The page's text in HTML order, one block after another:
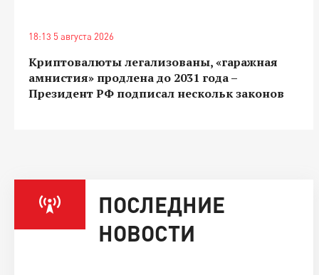
18:13 5 августа 2026
Криптовалюты легализованы, «гаражная
амнистия» продлена до 2031 года –
Президент РФ подписал нескольк законов
ПОСЛЕДНИЕ
НОВОСТИ